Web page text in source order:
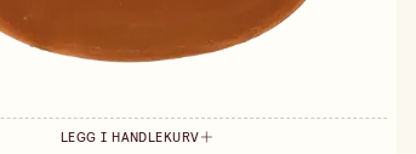
LEGG I HANDLEKURV